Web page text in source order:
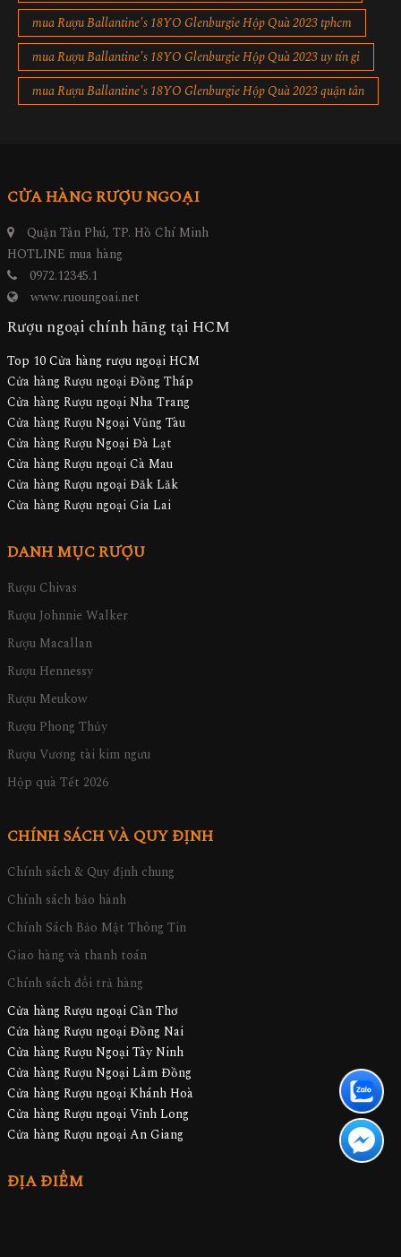
mua Rượu Ballantine's 18YO Glenburgie Hộp Quà 2023 tphcm
mua Rượu Ballantine's 18YO Glenburgie Hộp Quà 2023 uy tín gi
mua Rượu Ballantine's 18YO Glenburgie Hộp Quà 2023 quận tân
CỬA HÀNG RƯỢU NGOẠI
Quận Tân Phú, TP. Hồ Chí Minh
HOTLINE mua hàng
0972.12345.1
www.ruoungoai.net
Rượu ngoại chính hãng tại HCM
Top 10 Cửa hàng rượu ngoại HCM
Cửa hàng Rượu ngoại Đồng Tháp
Cửa hàng Rượu ngoại Nha Trang
Cửa hàng Rượu Ngoại Vũng Tàu
Cửa hàng Rượu Ngoại Đà Lạt
Cửa hàng Rượu ngoại Cà Mau
Cửa hàng Rượu ngoại Đăk Lăk
Cửa hàng Rượu ngoại Gia Lai
DANH MỤC RƯỢU
Rượu Chivas
Rượu Johnnie Walker
Rượu Macallan
Rượu Hennessy
Rượu Meukow
Rượu Phong Thủy
Rượu Vương tài kim ngưu
Hộp quà Tết 2026
CHÍNH SÁCH VÀ QUY ĐỊNH
Chính sách & Quy định chung
Chính sách bảo hành
Chính Sách Bảo Mật Thông Tin
Giao hàng và thanh toán
Chính sách đổi trả hàng
Cửa hàng Rượu ngoại Cần Thơ
Cửa hàng Rượu ngoại Đồng Nai
Cửa hàng Rượu Ngoại Tây Ninh
Cửa hàng Rượu Ngoại Lâm Đồng
Cửa hàng Rượu ngoại Khánh Hoà
Cửa hàng Rượu ngoại Vĩnh Long
Cửa hàng Rượu ngoại An Giang
ĐỊA ĐIỂM